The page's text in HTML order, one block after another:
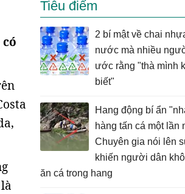
Tiêu điểm
2 bí mật về chai
nước mà nhiều
ước rằng "thà mình
biết"
Hang động bí ẩn
hàng tấn cá một lần
Chuyên gia nói lên
khiến người dân
ăn cá trong hang